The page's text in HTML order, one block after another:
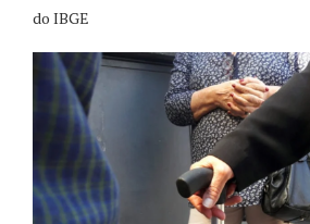
do IBGE